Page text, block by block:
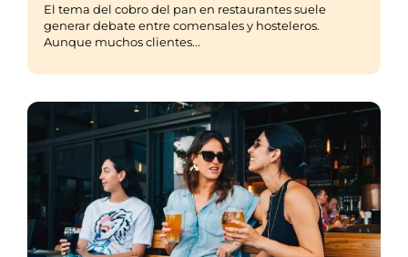
El tema del cobro del pan en restaurantes suele
generar debate entre comensales y hosteleros.
Aunque muchos clientes...